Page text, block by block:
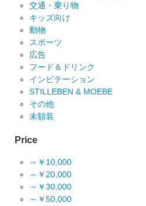
交通・乗り物
キッズ向け
動物
スポーツ
広告
フード＆ドリンク
インビテーション
STILLEBEN & MOEBE
その他
未額装
Price
～￥10,000
～￥20,000
～￥30,000
～￥50,000